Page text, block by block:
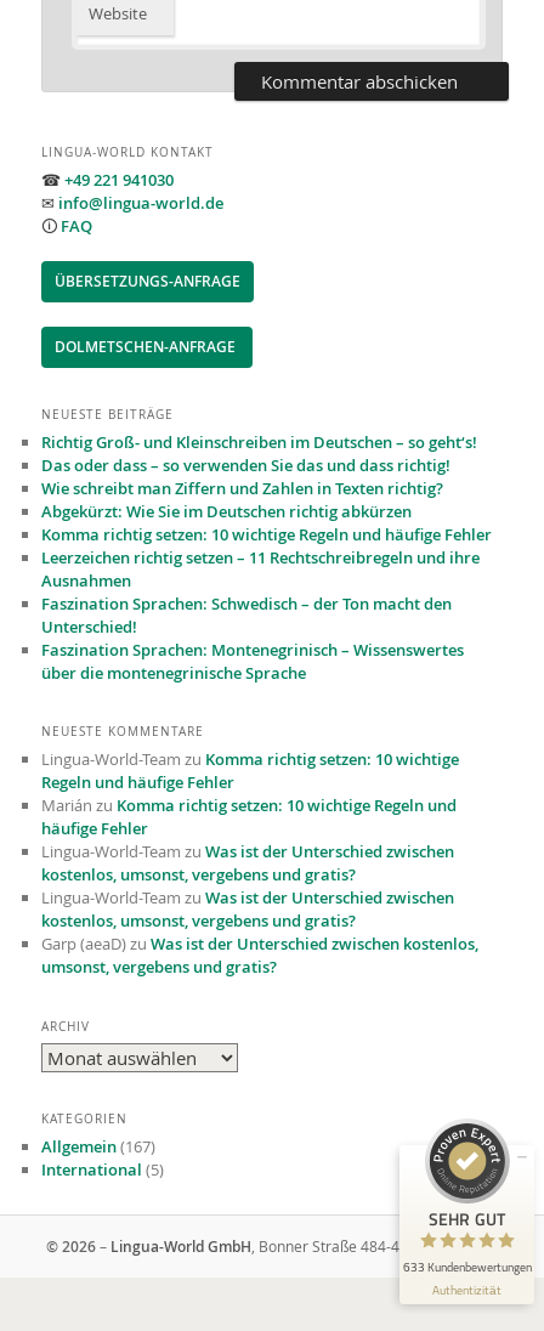
Website
LINGUA-WORLD KONTAKT
☎+49 221 941030
✉ info@lingua-world.de
🛈 FAQ
ÜBERSETZUNGS-ANFRAGE
DOLMETSCHEN-ANFRAGE
NEUESTE BEITRÄGE
Richtig Groß- und Kleinschreiben im Deutschen – so geht‘s!
Das oder dass – so verwenden Sie das und dass richtig!
Wie schreibt man Ziffern und Zahlen in Texten richtig?
Abgekürzt: Wie Sie im Deutschen richtig abkürzen
Komma richtig setzen: 10 wichtige Regeln und häufige Fehler
Leerzeichen richtig setzen – 11 Recht­schreibregeln und ihre
Ausnahmen
Faszination Sprachen: Schwedisch – der Ton macht den
Unterschied!
Faszination Sprachen: Montenegrinisch – Wissenswertes
über die montenegrinische Sprache
NEUESTE KOMMENTARE
Lingua-World-Team zu Komma richtig setzen: 10 wichtige
Regeln und häufige Fehler
Marián zu Komma richtig setzen: 10 wichtige Regeln und
häufige Fehler
Lingua-World-Team zuWas ist der Unterschied zwischen
kostenlos, umsonst, vergebens und gratis?
Lingua-World-Team zuWas ist der Unterschied zwischen
kostenlos, umsonst, vergebens und gratis?
Garp (aeaD)zuWas ist der Unterschied zwischen kostenlos,
umsonst, vergebens und gratis?
ARCHIV
Archiv
KATEGORIEN
Allgemein(167)
International (5)
© 2026– Lingua-World GmbH , Bonner Straße 484-486, 50968 Köln
SEHR GUT
633 Kundenbewertungen
Authentizität
41
Bewertungen auf
ProvenExpert.com
Blick aufs ProvenExpert-Profil werfen